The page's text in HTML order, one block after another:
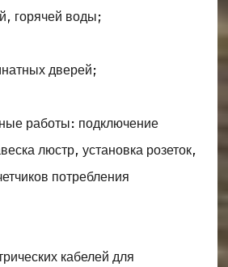
горячей воды;
дверей;
работы: подключение
люстр, установка розеток,
потребления
кабелей для